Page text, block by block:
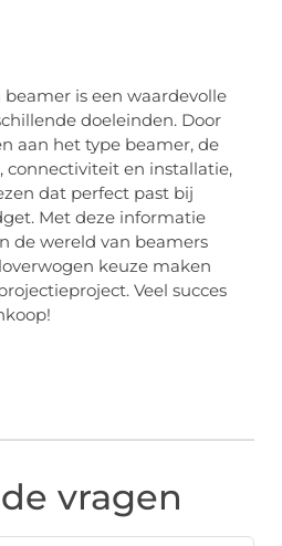
is een waardevolle
doeleinden. Door
aan het type beamer, de
connectiviteit en installatie,
dat perfect past bij
Met deze informatie
de wereld van beamers
keuze maken
Veel succes
vragen